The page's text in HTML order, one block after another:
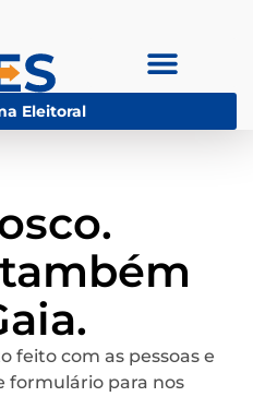
Eleitoral
feito com as pessoas e
formulário para nos